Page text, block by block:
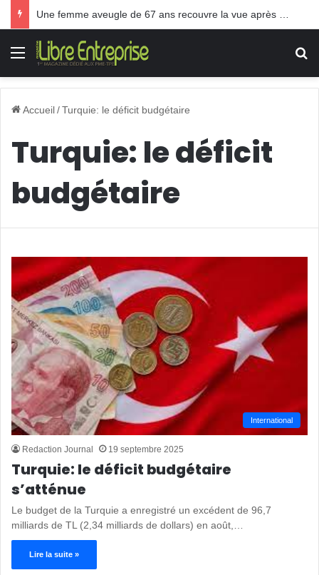
Menu
Accueil/Turquie: le déficit budgétaire
Turquie: le déficit
budgétaire
International
Redaction Journal 19 septembre 2025
Turquie: le déficit budgétaire
s’atténue
Le budget de la Turquie a enregistré un excédent de 96,7
milliards de TL (2,34 milliards de dollars) en août,…
Lire la suite »